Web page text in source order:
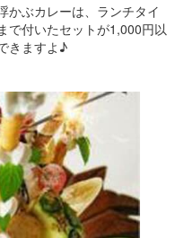
かぶカレーは、ランチタイ
で付いたセットが1,000円以
きますよ♪